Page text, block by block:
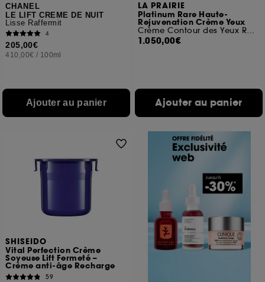
CHANEL
LE LIFT CREME DE NUIT
Lisse Raffermit
4
205,00€
410,00€ / 100ml
Ajouter au panier
LA PRAIRIE
Platinum Rare Haute-
Rejuvenation Crème Yeux
Crème Contour des Yeux Régénérante
1.050,00€
Ajouter au panier
SHISEIDO
Vital Perfection Crème
Soyeuse Lift Fermeté –
Crème anti-âge Recharge
59